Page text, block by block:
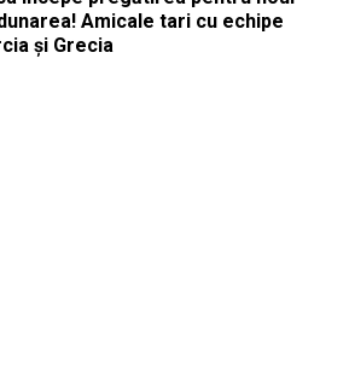
Amicale tari cu echipe
și Grecia